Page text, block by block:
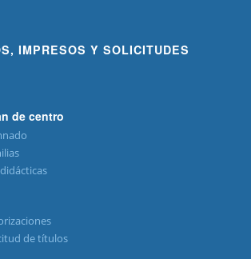
IMPRESOS Y SOLICITUDES
de centro
de títulos